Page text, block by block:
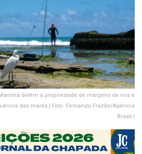
detém a propriedade de margens de rios e
das marés | Foto: Fernando Frazão/Agência
Brasil |